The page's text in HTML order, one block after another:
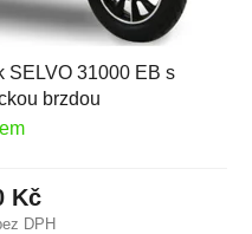
SELVO 31000 EB s
brzdou
DPH
Kč